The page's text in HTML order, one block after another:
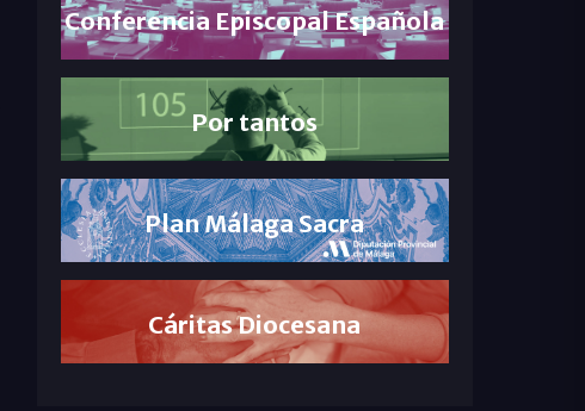
Conferencia Episcopal Española
Por tantos
Plan Málaga Sacra
Cáritas Diocesana